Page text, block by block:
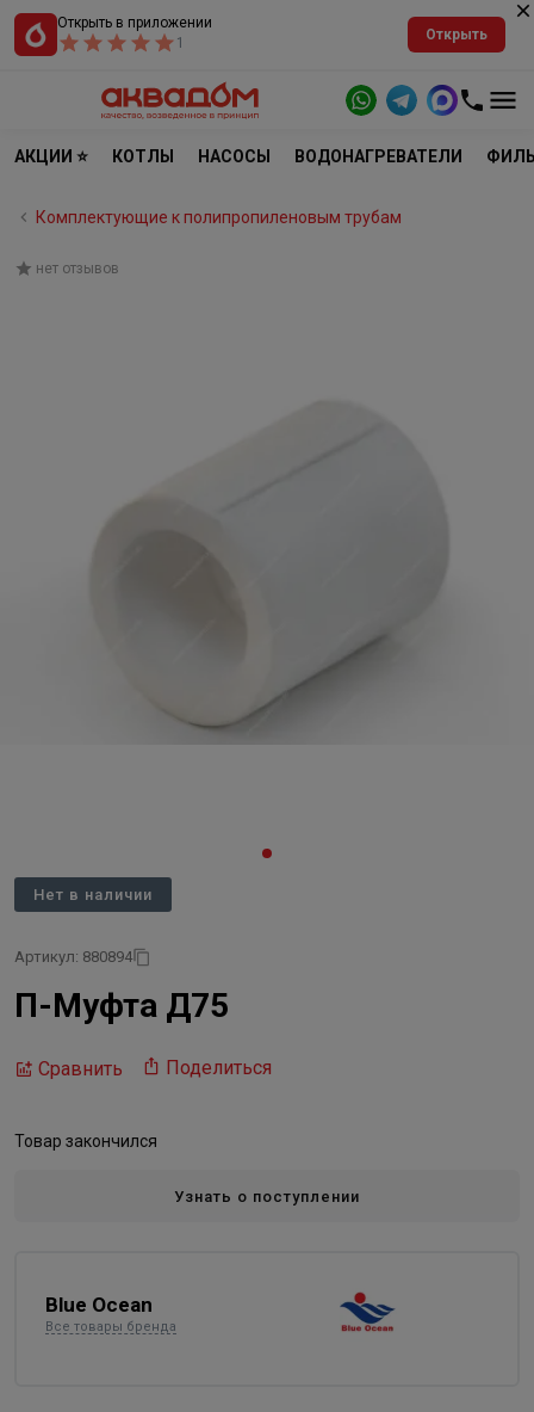
Открыть в приложении
1
Открыть
АКЦИИ ⭐ КОТЛЫ НАСОСЫ ВОДОНАГРЕВАТЕЛИ
Комплектующие к полипропиленовым трубам
нет отзывов
Нет в наличии
Артикул: 880894
П-Муфта Д75
Сравнить Поделиться
Товар закончился
Узнать о поступлении
Blue Ocean
Все товары бренда